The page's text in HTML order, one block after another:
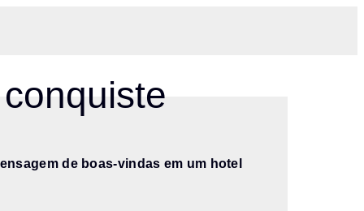
de boas-vindas em um hotel